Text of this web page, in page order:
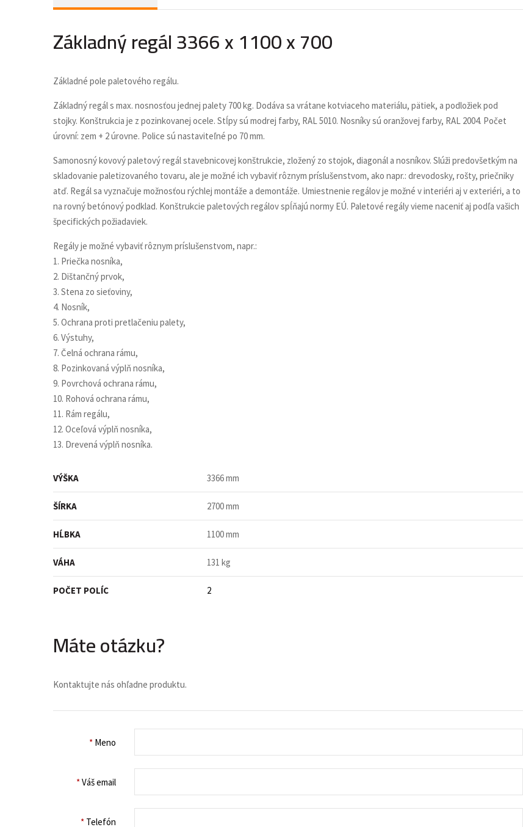
Základný regál 3366 x 1100 x 700
Základné pole paletového regálu.
Základný regál s max. nosnosťou jednej palety 700 kg. Dodáva sa vrátane kotviaceho materiálu, pätiek, a podložiek pod
stojky. Konštrukcia je z pozinkovanej ocele. Stĺpy sú modrej farby, RAL 5010. Nosníky sú oranžovej farby, RAL 2004. Počet
úrovní: zem + 2 úrovne. Police sú nastaviteľné po 70 mm.
Samonosný kovový paletový regál stavebnicovej konštrukcie, zložený zo stojok, diagonál a nosníkov. Slúži predovšetkým na
skladovanie paletizovaného tovaru, ale je možné ich vybaviť rôznym príslušenstvom, ako napr.: drevodosky, rošty, priečniky
atď. Regál sa vyznačuje možnosťou rýchlej montáže a demontáže. Umiestnenie regálov je možné v interiéri aj v exteriéri, a to
na rovný betónový podklad. Konštrukcie paletových regálov spĺňajú normy EÚ. Paletové regály vieme naceniť aj podľa vašich
špecifických požiadaviek.
Regály je možné vybaviť rôznym príslušenstvom, napr.:
1. Priečka nosníka,
2. Dištančný prvok,
3. Stena zo sieťoviny,
4. Nosník,
5. Ochrana proti pretlačeniu palety,
6. Výstuhy,
7. Čelná ochrana rámu,
8. Pozinkovaná výplň nosníka,
9. Povrchová ochrana rámu,
10. Rohová ochrana rámu,
11. Rám regálu,
12. Oceľová výplň nosníka,
13. Drevená výplň nosníka.
VÝŠKA 3366 mm
ŠÍRKA 2700 mm
HĹBKA 1100 mm
VÁHA 131 kg
POČET POLÍC 2
Máte otázku?
Kontaktujte nás ohľadne produktu.
* Meno
*Váš email
* Telefón